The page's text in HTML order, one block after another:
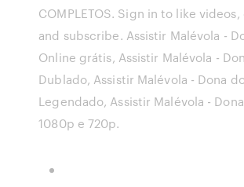
COMPLETOS. Sign in to like
and subscribe. Assistir Malévola -
Online grátis, Assistir Malévola -
Dublado, Assistir Malévola - Dona
Legendado, Assistir Malévola -
1080p e 720p.